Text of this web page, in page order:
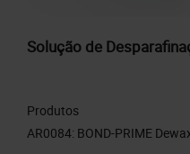
Solução de
Produtos